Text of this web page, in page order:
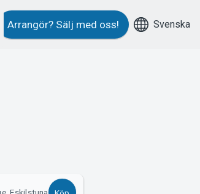
Arrangör? Sälj med oss! Svenska
Eskilstuna